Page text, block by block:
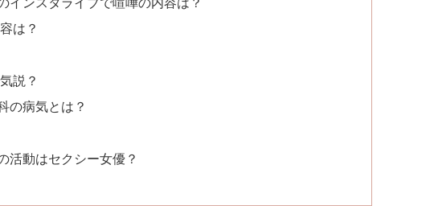
は？
説？
の病気とは？
活動はセクシー女優？